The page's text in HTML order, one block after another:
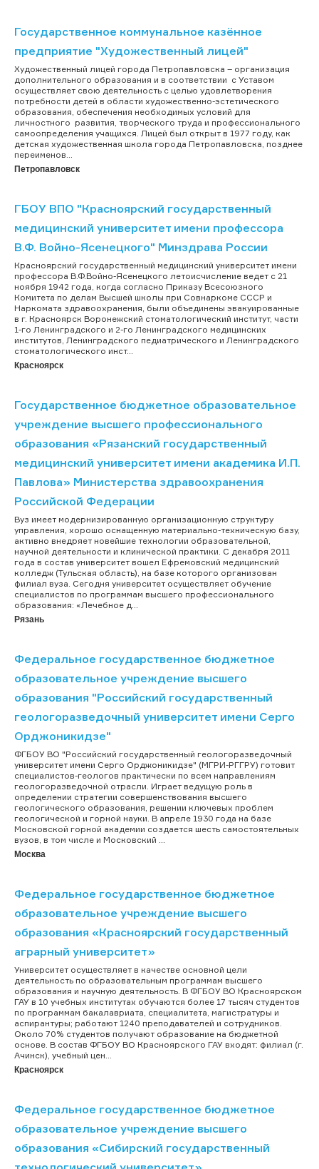
Государственное коммунальное казённое
предприятие "Художественный лицей"
Художественный лицей города Петропавловска – организация
дополнительного образования и в соответствии с Уставом
осуществляет свою деятельность с целью удовлетворения
потребности детей в области художественно-эстетического
образования, обеспечения необходимых условий для
личностного развития, творческого труда и профессионального
самоопределения учащихся. Лицей был открыт в 1977 году, как
детская художественная школа города Петропавловска, позднее
переименов...
Петропавловск
ГБОУ ВПО "Красноярский государственный
медицинский университет имени профессора
В.Ф. Войно-Ясенецкого" Минздрава России
Красноярский государственный медицинский университет имени
профессора В.Ф.Войно-Ясенецкого летоисчисление ведет с 21
ноября 1942 года, когда согласно Приказу Всесоюзного
Комитета по делам Высшей школы при Совнаркоме СССР и
Наркомата здравоохранения, были объединены эвакуированные
в г. Красноярск Воронежский стоматологический институт, части
1-го Ленинградского и 2-го Ленинградского медицинских
институтов, Ленинградского педиатрического и Ленинградского
стоматологического инст...
Красноярск
Государственное бюджетное образовательное
учреждение высшего профессионального
образования «Рязанский государственный
медицинский университет имени академика И.П.
Павлова» Министерства здравоохранения
Российской Федерации
Вуз имеет модернизированную организационную структуру
управления, хорошо оснащенную материально-техническую базу,
активно внедряет новейшие технологии образовательной,
научной деятельности и клинической практики. С декабря 2011
года в состав университет вошел Ефремовский медицинский
колледж (Тульская область), на базе которого организован
филиал вуза. Сегодня университет осуществляет обучение
специалистов по программам высшего профессионального
образования: «Лечебное д...
Рязань
Федеральное государственное бюджетное
образовательное учреждение высшего
образования "Российский государственный
геологоразведочный университет имени Серго
Орджоникидзе"
ФГБОУ ВО "Российский государственный геологоразведочный
университет имени Серго Орджоникидзе" (МГРИ-РГГРУ) готовит
специалистов-геологов практически по всем направлениям
геологоразведочной отрасли. Играет ведущую роль в
определении стратегии совершенствования высшего
геологического образования, решении ключевых проблем
геологической и горной науки. В апреле 1930 года на базе
Московской горной академии создается шесть самостоятельных
вузов, в том числе и Московский ...
Москва
Федеральное государственное бюджетное
образовательное учреждение высшего
образования «Красноярский государственный
аграрный университет»
Университет осуществляет в качестве основной цели
деятельность по образовательным программам высшего
образования и научную деятельность. В ФГБОУ ВО Красноярском
ГАУ в 10 учебных институтах обучаются более 17 тысяч студентов
по программам бакалавриата, специалитета, магистратуры и
аспирантуры; работают 1240 преподавателей и сотрудников.
Около 70% студентов получают образование на бюджетной
основе. В состав ФГБОУ ВО Красноярского ГАУ входят: филиал (г.
Ачинск), учебный цен...
Красноярск
Федеральное государственное бюджетное
образовательное учреждение высшего
образования «Сибирский государственный